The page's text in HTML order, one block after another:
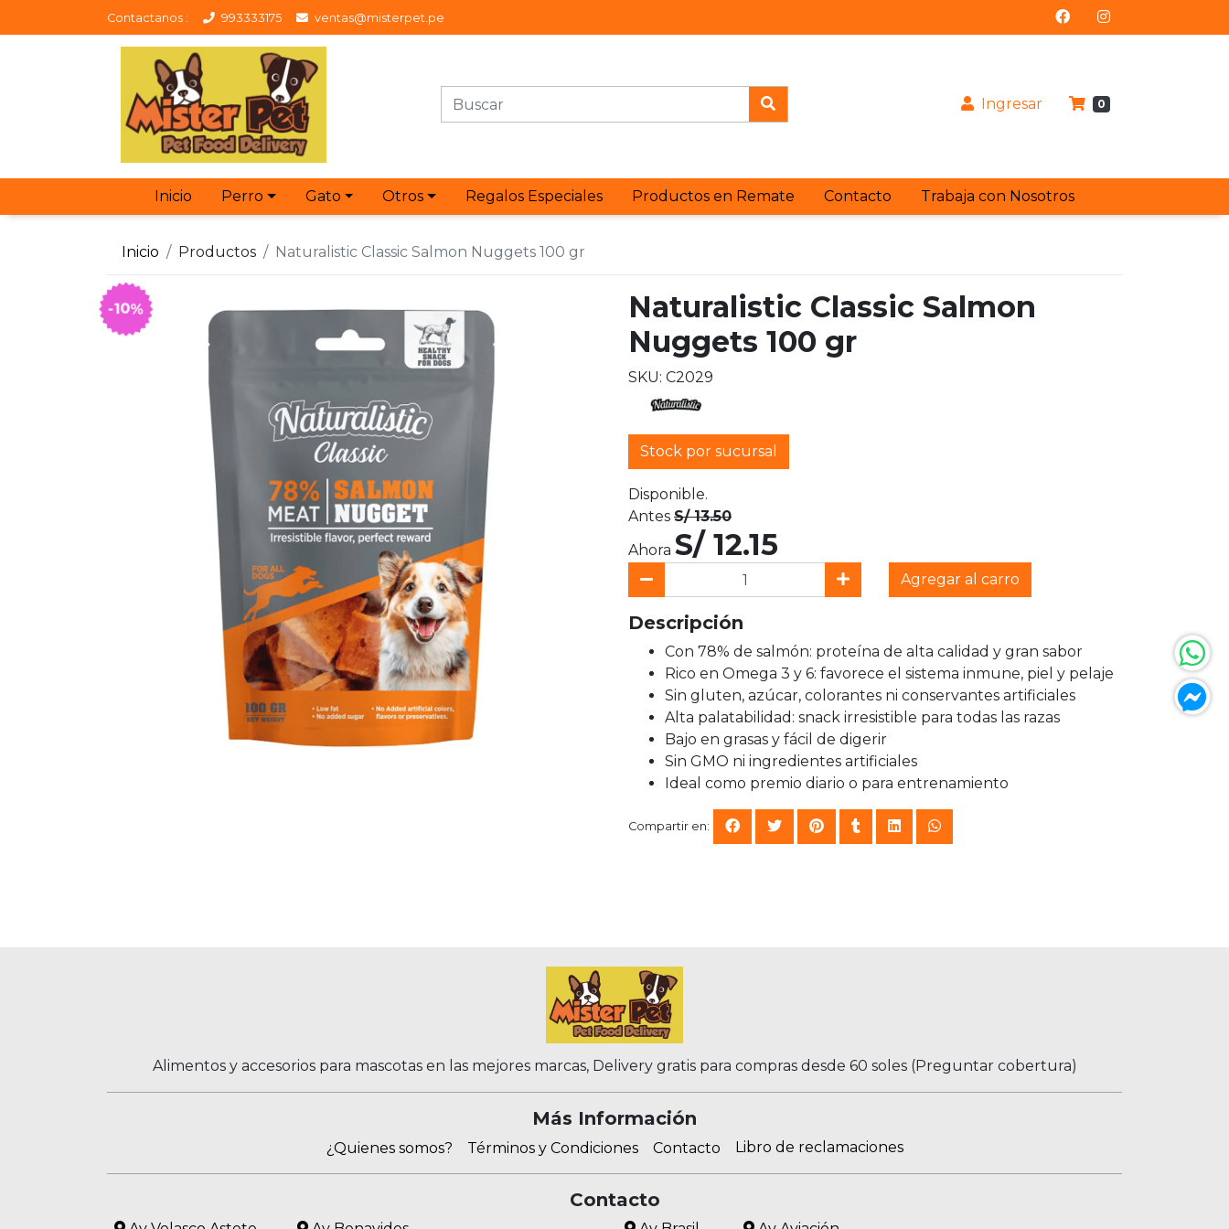
Contactanos : 993333175 ventas@misterpet.pe
Ingresar 0
Inicio Perro Gato Otros Regalos Especiales Productos en Remate Contacto Trabaja con Nosotros
Inicio Productos Naturalistic Classic Salmon Nuggets 100 gr
-10%
Naturalistic Classic Salmon
Nuggets 100 gr
SKU: C2029
Stock por sucursal
Disponible.
Antes S/ 13.50
Ahora S/ 12.15
Agregar al carro
Descripción
Con 78% de salmón: proteína de alta calidad y gran sabor
Rico en Omega 3 y 6: favorece el sistema inmune, piel y pelaje
Sin gluten, azúcar, colorantes ni conservantes artificiales
Alta palatabilidad: snack irresistible para todas las razas
Bajo en grasas y fácil de digerir
Sin GMO ni ingredientes artificiales
Ideal como premio diario o para entrenamiento
Compartir en:
Alimentos y accesorios para mascotas en las mejores marcas, Delivery gratis para compras desde 60 soles (Preguntar cobertura)
Más Información
¿Quienes somos? Términos y Condiciones Contacto Libro de reclamaciones
Contacto